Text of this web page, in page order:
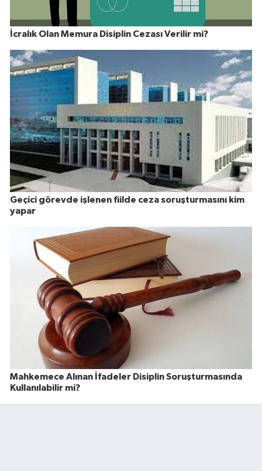
İcralık Olan Memura Disiplin Cezası Verilir mi?
Geçici görevde işlenen fiilde ceza soruşturmasını kim
yapar
Mahkemece Alınan İfadeler Disiplin Soruşturmasında
Kullanılabilir mi?